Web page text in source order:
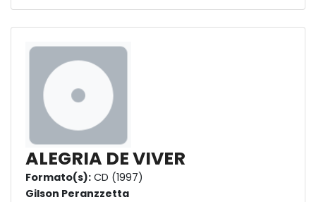
ALEGRIA DE VIVER
Formato(s): CD (1997)
Gilson Peranzzetta